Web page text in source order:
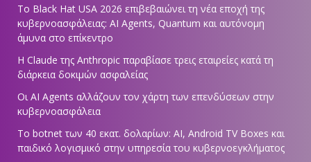
Το Black Hat USA 2026 επιβεβαιώνει τη νέα εποχή της
κυβερνοασφάλειας: AI Agents, Quantum και αυτόνομη
άμυνα στο επίκεντρο
Η Claude της Anthropic παραβίασε τρεις εταιρείες κατά τη
διάρκεια δοκιμών ασφαλείας
Οι AI Agents αλλάζουν τον χάρτη των επενδύσεων στην
κυβερνοασφάλεια
Το botnet των 40 εκατ. δολαρίων: AI, Android TV Boxes και
παιδικό λογισμικό στην υπηρεσία του κυβερνοεγκλήματος